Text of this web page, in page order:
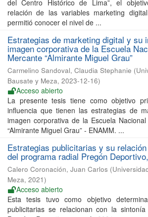
del Centro Histórico de Lima”, el
relación de las variables marketing
permitió conocer el nivel de ...
Estrategias de marketing digital y su
imagen corporativa de la Escuela
Mercante “Almirante Miguel Grau”
Carmelino Sandoval, Claudia Stephanie (
Bausate y Meza, 2023-12-16)
Acceso abierto
La presente tesis tiene como objetivo
influencia que tienen las estrategias de
imagen corporativa de la Escuela
“Almirante Miguel Grau” - ENAMM. ...
Estrategias publicitarias y su
del programa radial Pregón
Calero Coronación, Juan Carlos (
Meza, 2021)
Acceso abierto
Esta tesis tuvo como objetivo
publicitarias se relacionan con la